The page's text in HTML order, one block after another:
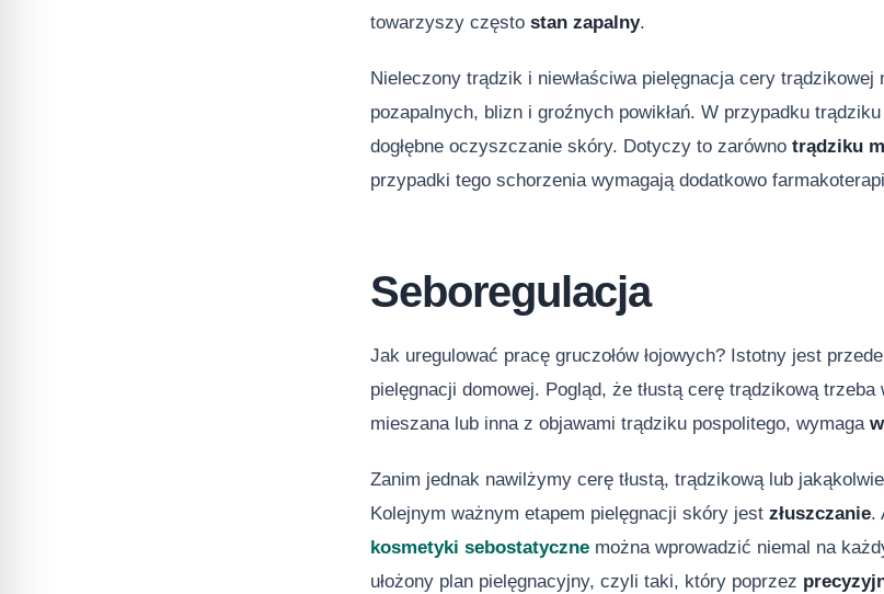
towarzyszy częstostan zapalny.
Nieleczony trądzik i niewłaściwa pielęgnacja cery
pozapalnych, blizn i groźnych powikłań. W przypadku
dogłębne oczyszczanie skóry. Dotyczy to zarównotrądziku
przypadki tego schorzenia wymagają dodatkowo
Seboregulacja
Jak uregulować pracę gruczołów łojowych? Istotny jest
pielęgnacji domowej. Pogląd, że tłustą cerę trądzikową
mieszana lub inna z objawami trądziku pospolitego, wymaga
Zanim jednak nawilżymy cerę tłustą, trądzikową lub
Kolejnym ważnym etapem pielęgnacji skóry jestzłuszczanie.
kosmetyki sebostatyczne można wprowadzić niemal na
ułożony plan pielęgnacyjny, czyli taki, który poprzez